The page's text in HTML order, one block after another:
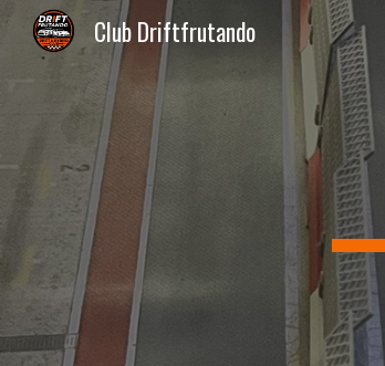
Club Driftfrutando